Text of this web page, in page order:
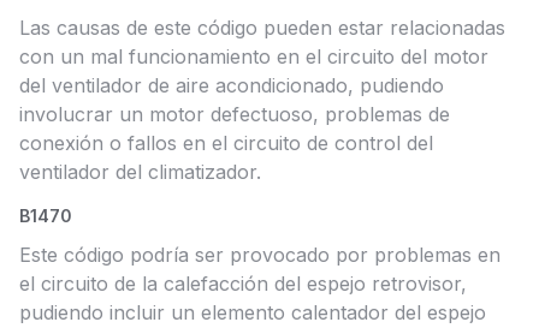
Las causas de este código pueden estar relacionadas
con un mal funcionamiento en el circuito del motor
del ventilador de aire acondicionado, pudiendo
involucrar un motor defectuoso, problemas de
conexión o fallos en el circuito de control del
ventilador del climatizador.
B1470
Este código podría ser provocado por problemas en
el circuito de la calefacción del espejo retrovisor,
pudiendo incluir un elemento calentador del espejo